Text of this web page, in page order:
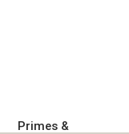
Primes &